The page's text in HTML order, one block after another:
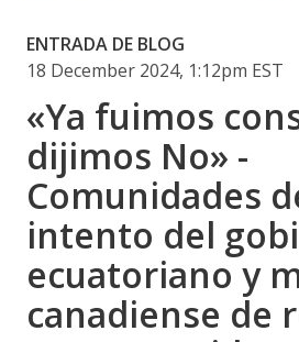
ENTRADA DE BLOG
18 December 2024, 1:12pm EST
«Ya fuimos
dijimos No» -
Comunidades
intento del
ecuatoriano y
canadiense de